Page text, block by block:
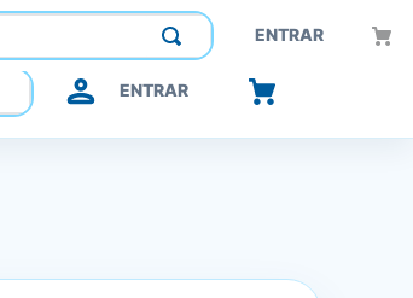
ENTRAR
Construindo confiança, inovando o futuro.
ENTRAR